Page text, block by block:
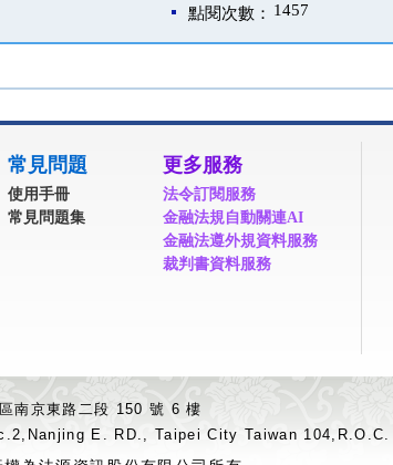
點閱次數： 1457
常見問題
使用手冊
常見問題集
更多服務
法令訂閱服務
金融法規自動關連AI
金融法遵外規資料服務
裁判書資料服務
南京東路二段 150 號 6 樓
E. RD., Taipei City Taiwan 104,R.O.C.